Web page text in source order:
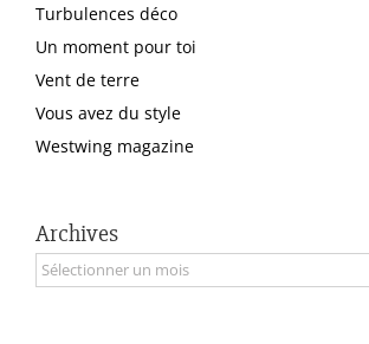
Turbulences déco
Un moment pour toi
Vent de terre
Vous avez du style
Westwing magazine
Archives
Archives